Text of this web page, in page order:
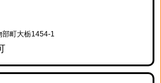
町大栃1454-1